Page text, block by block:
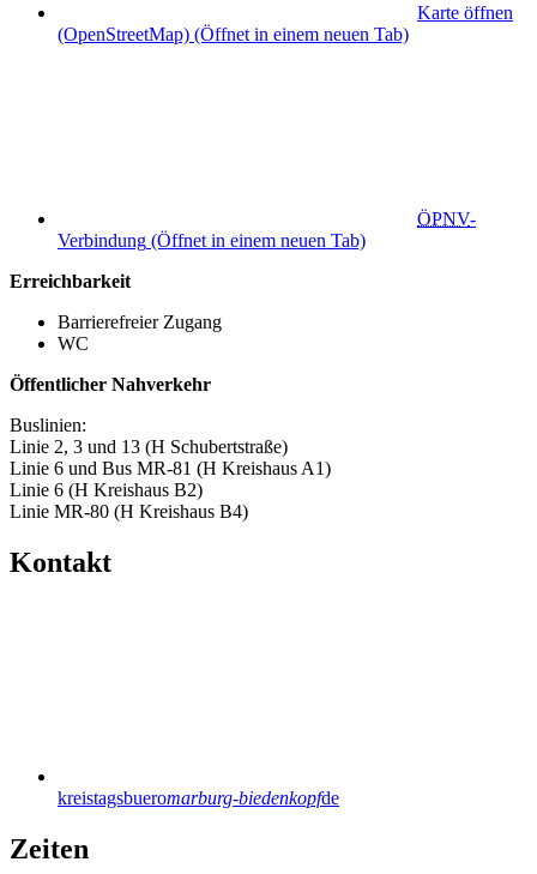
Karte öffnen
(OpenStreetMap) (Öffnet in einem neuen Tab)
ÖPNV-
Verbindung (Öffnet in einem neuen Tab)
Erreichbarkeit
Barrierefreier Zugang
WC
Öffentlicher Nahverkehr
Buslinien:
Linie 2, 3 und 13 (H Schubertstraße)
Linie 6 und Bus MR-81 (H Kreishaus A1)
Linie 6 (H Kreishaus B2)
Linie MR-80 (H Kreishaus B4)
Kontakt
kreistagsbueromarburg-biedenkopfde
Zeiten